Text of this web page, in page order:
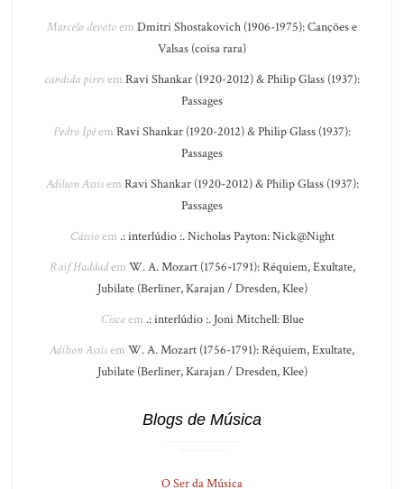
Marcelo devotoem Dmitri Shostakovich (1906-1975): Canções e
Valsas (coisa rara)
candida piresem Ravi Shankar (1920-2012) & Philip Glass (1937):
Passages
Pedro Ipêem Ravi Shankar (1920-2012) & Philip Glass (1937):
Passages
Adilson Assisem Ravi Shankar (1920-2012) & Philip Glass (1937):
Passages
Cássioem .: interlúdio :. Nicholas Payton: Nick@Night
Raif Haddadem W. A. Mozart (1756-1791): Réquiem, Exultate,
Jubilate (Berliner, Karajan / Dresden, Klee)
Ciscoem .: interlúdio :. Joni Mitchell: Blue
Adilson Assisem W. A. Mozart (1756-1791): Réquiem, Exultate,
Jubilate (Berliner, Karajan / Dresden, Klee)
Blogs de Música
O Ser da Música